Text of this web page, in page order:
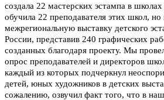
создала 22 мастерских эстампа в
обучила 22 преподавателя этих школ,
межрегиональную выставку детского
России, представив 240 графических
созданных благодаря проекту. Мы
опрос преподавателей и директоров
каждый из которых подчеркнул
детей, юных художников в детских
сожалению, озвучил факт того, что в